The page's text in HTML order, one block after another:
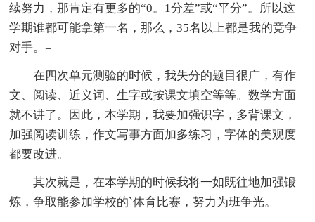
续努力，那肯定有更多的“0。1分差”或“平分”。所以这
学期谁都可能拿第一名，那么，35名以上都是我的竞争
对手。=
在四次单元测验的时候，我失分的题目很广，有作
文、阅读、近义词、生字或按课文填空等等。数学方面
就不讲了。因此，本学期，我要加强识字，多背课文，
加强阅读训练，作文写事方面加多练习，字体的美观度
都要改进。
其次就是，在本学期的时候我将一如既往地加强锻
炼，争取能参加学校的`体育比赛，努力为班争光。